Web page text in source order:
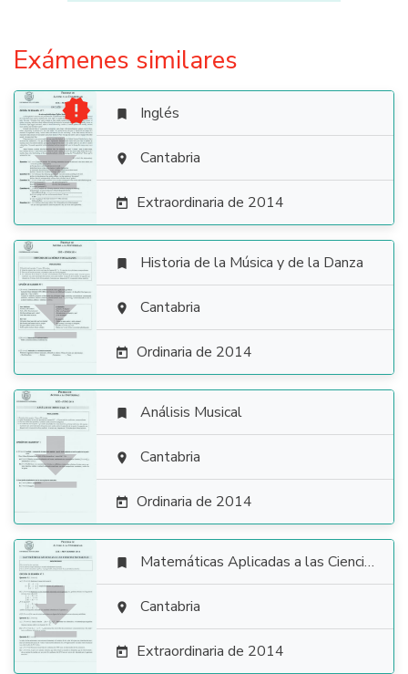
Exámenes similares

  Inglés
 Cantabria
 Extraordinaria de 2014

 Historia de la Música y de la Danza
 Cantabria
 Ordinaria de 2014

 Análisis Musical
 Cantabria
 Ordinaria de 2014

 Matemáticas Aplicadas a las Ciencias Sociales
 Cantabria
 Extraordinaria de 2014